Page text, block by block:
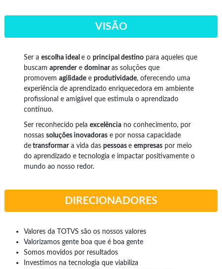
VISÃO
Ser a escolha ideal e o principal destino para aqueles que
buscam aprendere dominaras soluções que
promovem agilidade e produtividade, oferecendo uma
experiência de aprendizado enriquecedora em ambiente
profissional e amigável que estimula o aprendizado
contínuo.
Ser reconhecido pela excelência no conhecimento, por
nossas soluções inovadoras e por nossa capacidade
de transformara vida das pessoas e empresas por meio
do aprendizado e tecnologia e impactar positivamente o
mundo ao nosso redor.
DIRECIONADORES
Valores da TOTVS são os nossos valores
Valorizamos gente boa que é boa gente
Somos movidos por resultados
Investimos na tecnologia que viabiliza